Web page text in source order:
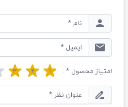
person
email
امتیاز محصول * : 1
2
3
drive_file_rename_outline